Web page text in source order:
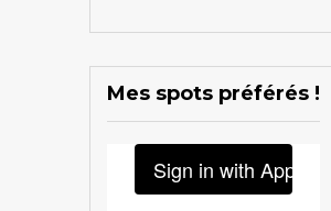
Mes spots préférés !